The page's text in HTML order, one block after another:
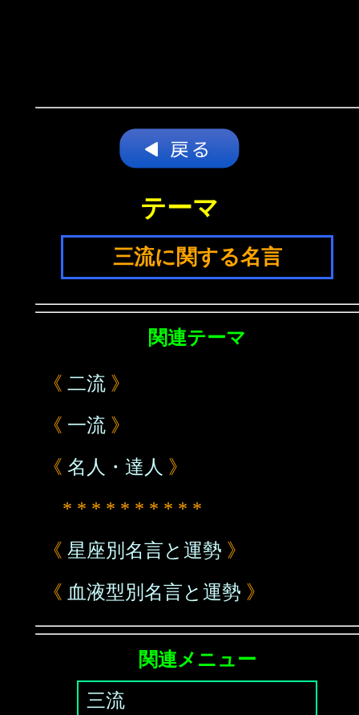
テーマ
三流に関する名言
関連テーマ
《 二流 》
《 一流 》
《 名人・達人 》
* * * * * * * * * *
《 星座別名言と運勢 》
《 血液型別名言と運勢 》
関連メニュー
三流